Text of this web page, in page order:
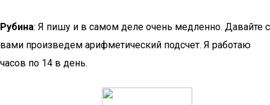
Рубина: Я пишу и в самом деле очень медленно. Давайте с
вами произведем арифметический подсчет. Я работаю
часов по 14 в день.